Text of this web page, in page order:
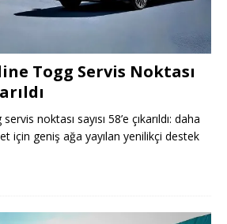
Togg Servis Noktası
noktası sayısı 58’e çıkarıldı: daha
için geniş ağa yayılan yenilikçi destek